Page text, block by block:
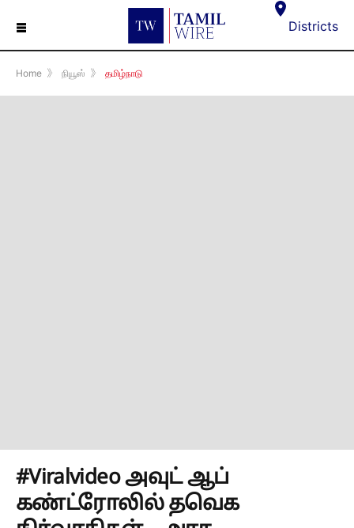
☰ Districts
Home 》 நியூஸ் 》 தமிழ்நாடு
#Viralvideo அவுட் ஆப்
கண்ட்ரோலில் தவெக